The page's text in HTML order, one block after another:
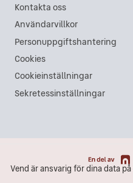
Vend är ansvarig för dina data
Saab i Kristianstad
Saab i Lidköping
Saab i Ängelholm
Saab i Åkersberga
Saab i Östersund
Kontakta oss
Användarvillkor
Personuppgiftshantering
Cookies
Cookieinställningar
Sekretessinställningar
Vend är ansvarig för dina